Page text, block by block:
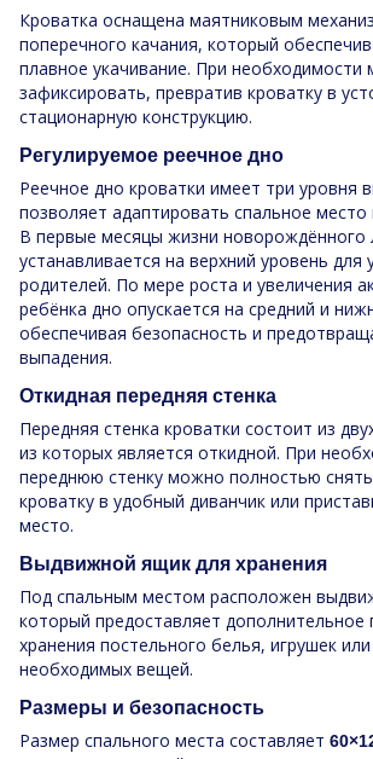
Кроватка оснащена маятниковым
поперечного качания, который
плавное укачивание. При
зафиксировать, превратив кроватку в
стационарную конструкцию.
Регулируемое реечное дно
Реечное дно кроватки имеет три уровня
позволяет адаптировать спальное место
В первые месяцы жизни новорождённого
устанавливается на верхний уровень для
родителей. По мере роста и увеличения
ребёнка дно опускается на средний и
обеспечивая безопасность и
выпадения.
Откидная передняя стенка
Передняя стенка кроватки состоит из
из которых является откидной. При
переднюю стенку можно полностью
кроватку в удобный диванчик или
место.
Выдвижной ящик для хранения
Под спальным местом расположен
который предоставляет дополнительное
хранения постельного белья, игрушек или
необходимых вещей.
Размеры и безопасность
Размер спального места составляет